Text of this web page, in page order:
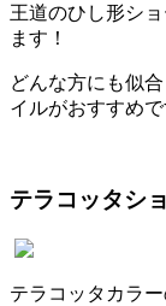
王道のひし形シ
ます！
どんな方にも似
イルがおすすめで
テラコッタシ
テラコッタカラ